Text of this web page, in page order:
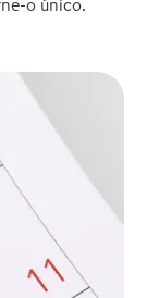
o único.